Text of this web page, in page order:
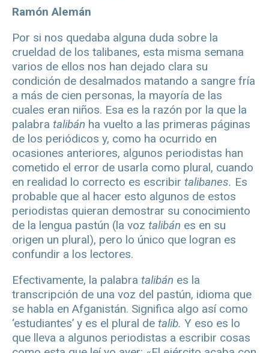
Ramón Alemán
Por si nos quedaba alguna duda sobre la
crueldad de los talibanes, esta misma semana
varios de ellos nos han dejado clara su
condición de desalmados matando a sangre fría
a más de cien personas, la mayoría de las
cuales eran niños. Esa es la razón por la que la
palabra talibán ha vuelto a las primeras páginas
de los periódicos y, como ha ocurrido en
ocasiones anteriores, algunos periodistas han
cometido el error de usarla como plural, cuando
en realidad lo correcto es escribir talibanes. Es
probable que al hacer esto algunos de estos
periodistas quieran demostrar su conocimiento
de la lengua pastún (la voz talibán es en su
origen un plural), pero lo único que logran es
confundir a los lectores.
Efectivamente, la palabra talibán es la
transcripción de una voz del pastún, idioma que
se habla en Afganistán. Significa algo así como
‘estudiantes’ y es el plural de talib. Y eso es lo
que lleva a algunos periodistas a escribir cosas